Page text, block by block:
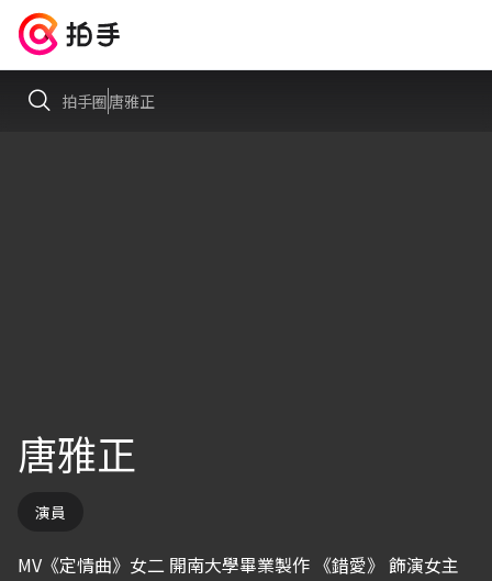
拍手圈唐雅正
唐雅正
演員
MV《定情曲》女二 開南大學畢業製作 《錯愛》 飾演女主